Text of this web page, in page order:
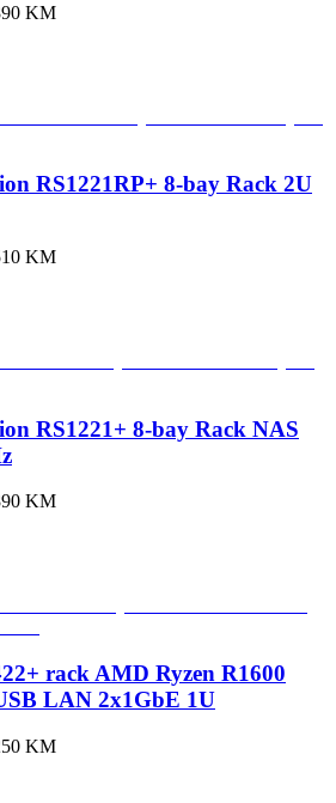
KM
RS1221RP+ 8-bay Rack 2U
KM
RS1221+ 8-bay Rack NAS
KM
rack AMD Ryzen R1600
LAN 2x1GbE 1U
KM